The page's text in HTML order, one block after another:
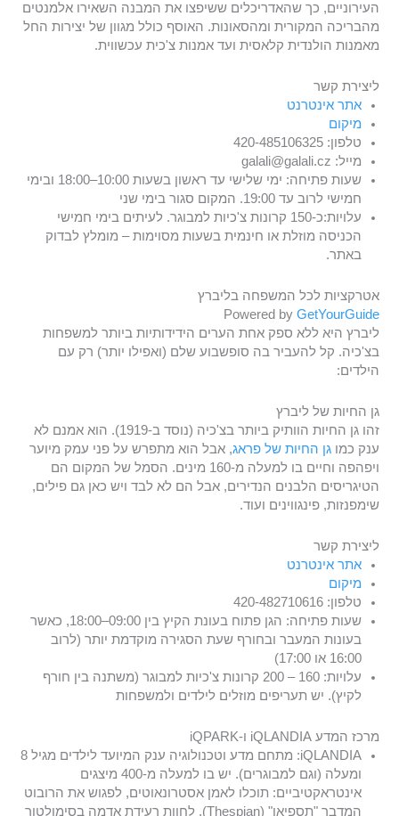
העירוניים, כך שהאדריכלים ששיפצו את המבנה השאירו אלמנטים
מהבריכה המקורית ומהסאונות. האוסף כולל מגוון של יצירות החל
מאמנות הולנדית קלאסית ועד אמנות צ'כית עכשווית.
ליצירת קשר
אתר אינטרנט
מיקום
טלפון: 420-485106325
מייל: galali@galali.cz
שעות פתיחה: ימי שלישי עד ראשון בשעות 10:00–18:00 ובימי
חמישי לרוב עד 19:00. המקום סגור בימי שני
עלויות:כ-150 קרונות צ'כיות למבוגר. לעיתים בימי חמישי
הכניסה מוזלת או חינמית בשעות מסוימות – מומלץ לבדוק
באתר.
אטרקציות לכל המשפחה בליברץ
Powered by GetYourGuide
ליברץ היא ללא ספק אחת הערים הידידותיות ביותר למשפחות
בצ'כיה. קל להעביר בה סופשבוע שלם (ואפילו יותר) רק עם
הילדים:
גן החיות של ליברץ
זהו גן החיות הוותיק ביותר בצ'כיה (נוסד ב-1919). הוא אמנם לא
ענק כמוגן החיות של פראג, אבל הוא מתפרש על פני עמק מיוער
ויפהפה וחיים בו למעלה מ-160 מינים. הסמל של המקום הם
הטיגריסים הלבנים הנדירים, אבל הם לא לבד ויש כאן גם פילים,
שימפנזות, פינגווינים ועוד.
ליצירת קשר
אתר אינטרנט
מיקום
טלפון: 420-482710616
שעות פתיחה: הגן פתוח בעונת הקיץ בין 09:00–18:00, כאשר
בעונות המעבר ובחורף שעת הסגירה מוקדמת יותר (לרוב
16:00 או 17:00)
עלויות: 160 – 200 קרונות צ'כיות למבוגר (משתנה בין חורף
לקיץ). יש תעריפים מוזלים לילדים ולמשפחות
מרכז המדע iQLANDIA ו-iQPARK
iQLANDIA: מתחם מדע וטכנולוגיה ענק המיועד לילדים מגיל 8
ומעלה (וגם למבוגרים). יש בו למעלה מ-400 מיצגים
אינטראקטיביים: תוכלו לאמן אסטרונאוטים, לפגוש את הרובוט
המדבר "תספיאן" (Thespian), לחוות רעידת אדמה בסימולטור